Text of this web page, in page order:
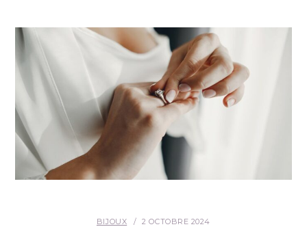
DÉCORATION
FAIRE-PART
BIJOUX
BIJOUX 2 OCTOBRE 2024